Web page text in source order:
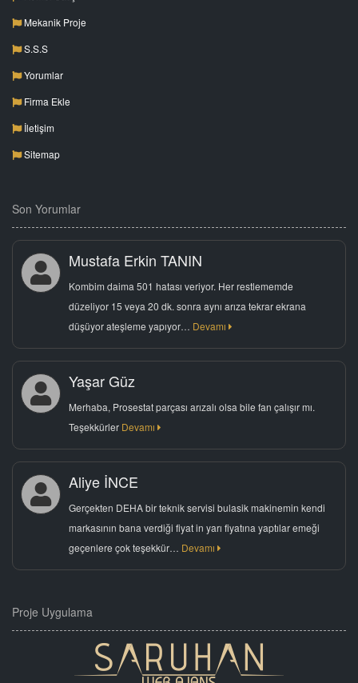
Mekanik Proje
S.S.S
Yorumlar
Firma Ekle
İletişim
Sitemap
Son Yorumlar
Mustafa Erkin TANIN
Kombim daima 501 hatası veriyor. Her restlememde
düzeliyor 15 veya 20 dk. sonra aynı arıza tekrar ekrana
düşüyor ateşleme yapıyor… Devamı
Yaşar Güz
Merhaba, Prosestat parçası arızalı olsa bile fan çalışır mı.
Teşekkürler Devamı
Aliye İNCE
Gerçekten DEHA bir teknik servisi bulasik makinemin kendi
markasının bana verdiği fiyat in yarı fiyatına yaptılar emeği
geçenlere çok teşekkür… Devamı
Proje Uygulama